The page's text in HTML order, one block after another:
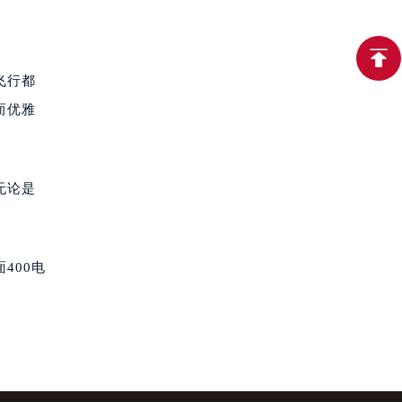
行都
优雅
论是
400电